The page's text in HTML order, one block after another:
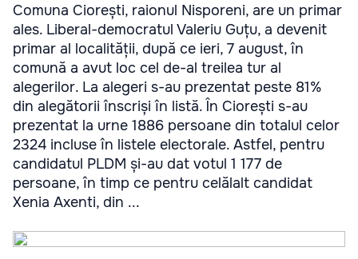
Comuna Ciorești, raionul Nisporeni, are un primar
ales. Liberal-democratul Valeriu Guțu, a devenit
primar al localității, după ce ieri, 7 august, în
comună a avut loc cel de-al treilea tur al
alegerilor. La alegeri s-au prezentat peste 81%
din alegătorii înscriși în listă. În Ciorești s-au
prezentat la urne 1886 persoane din totalul celor
2324 incluse în listele electorale. Astfel, pentru
candidatul PLDM și-au dat votul 1 177 de
persoane, în timp ce pentru celălalt candidat
Xenia Axenti, din ...